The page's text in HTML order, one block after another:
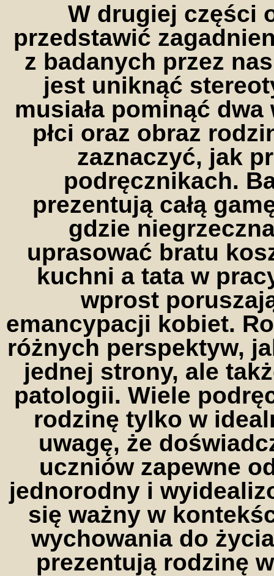
W drugiej części
przedstawić
z badanych przez
jest uniknąć
musiała pominąć
płci oraz obraz
zaznaczyć, jak
podręcznikach.
prezentują całą
gdzie
uprasować bratu
kuchni a tata w
wprost
emancypacji kobiet.
różnych perspektyw,
jednej strony, ale
patologii. Wiele
rodzinę tylko w
uwagę, że
uczniów zapewne
jednorodny i
się ważny w
wychowania do
prezentują rodzinę